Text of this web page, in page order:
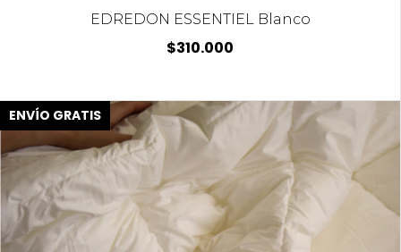
EDREDON ESSENTIEL Blanco
$310.000
ENVÍO GRATIS